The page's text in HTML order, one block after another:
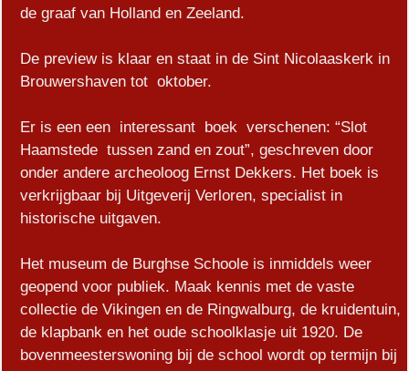
de graaf van Holland en Zeeland.
De preview is klaar en staat in de Sint Nicolaaskerk in
Brouwershaven tot oktober.
Er is een een interessant boek verschenen: “Slot
Haamstede tussen zand en zout”, geschreven door
onder andere archeoloog Ernst Dekkers. Het boek is
verkrijgbaar bij Uitgeverij Verloren, specialist in
historische uitgaven.
Het museum de Burghse Schoole is inmiddels weer
geopend voor publiek. Maak kennis met de vaste
collectie de Vikingen en de Ringwalburg, de kruidentuin,
de klapbank en het oude schoolklasje uit 1920. De
bovenmeesterswoning bij de school wordt op termijn bij